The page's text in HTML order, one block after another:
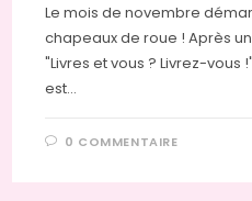
Le mois de novembre
chapeaux de roue ! Après
"Livres et vous ? Livrez-vous
est…
0 COMMENTAIRE